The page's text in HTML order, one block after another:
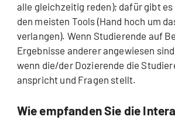
alle gleichzeitig reden); dafür gibt
den meisten Tools (Hand hoch um
verlangen). Wenn Studierende auf
Ergebnisse anderer angewiesen
wenn die/der Dozierende die
anspricht und Fragen stellt.
Wie empfanden Sie die